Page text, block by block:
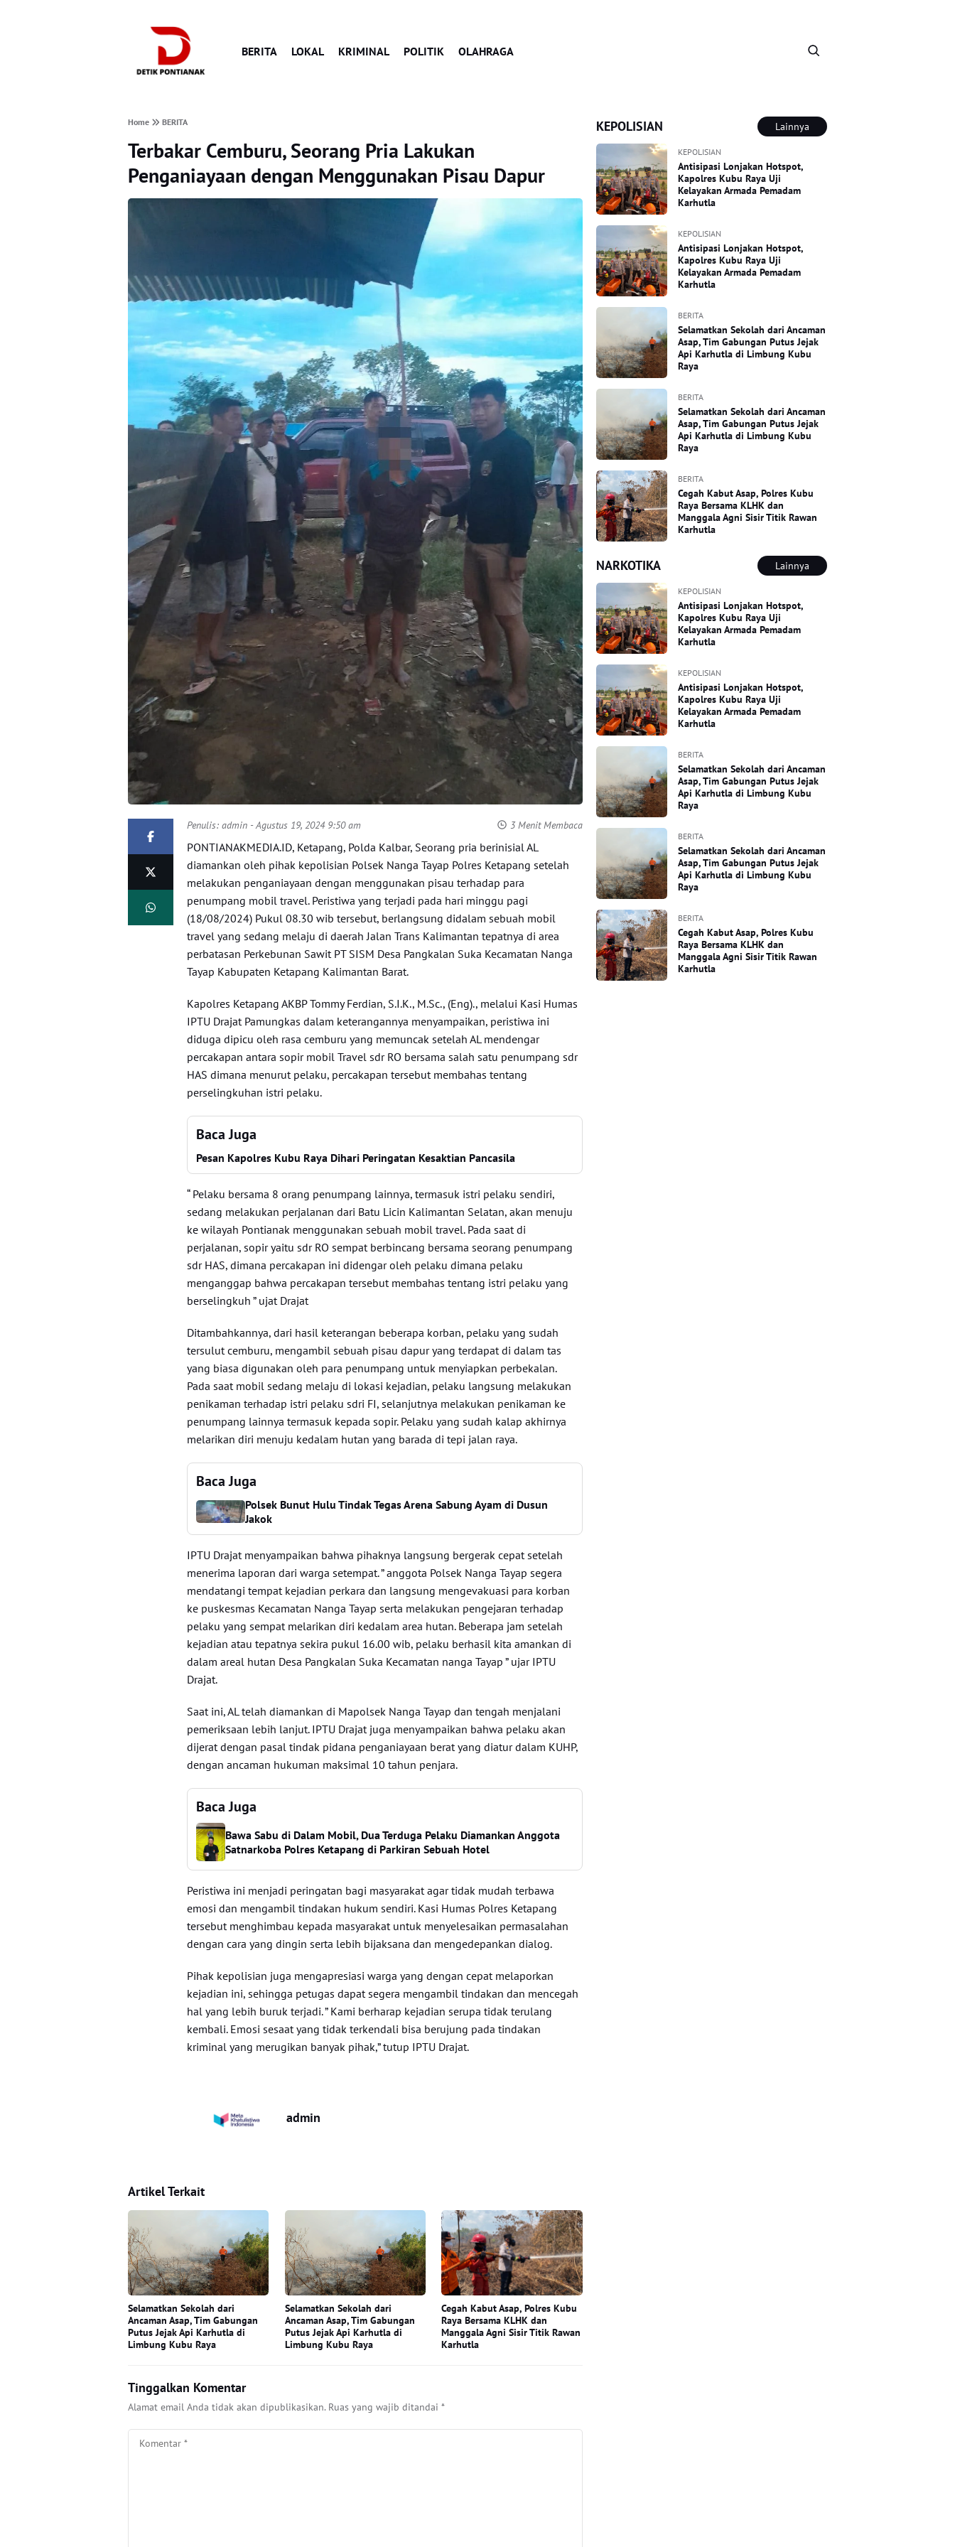
BERITA LOKAL KRIMINAL POLITIK OLAHRAGA
Home BERITA
Terbakar Cemburu, Seorang Pria Lakukan
Penganiayaan dengan Menggunakan Pisau Dapur
Penulis:admin - Agustus 19, 2024 9:50 am 3 Menit Membaca
PONTIANAKMEDIA.ID, Ketapang, Polda Kalbar, Seorang pria berinisial AL
diamankan oleh pihak kepolisian Polsek Nanga Tayap Polres Ketapang setelah
melakukan penganiayaan dengan menggunakan pisau terhadap para
penumpang mobil travel. Peristiwa yang terjadi pada hari minggu pagi
(18/08/2024) Pukul 08.30 wib tersebut, berlangsung didalam sebuah mobil
travel yang sedang melaju di daerah Jalan Trans Kalimantan tepatnya di area
perbatasan Perkebunan Sawit PT SISM Desa Pangkalan Suka Kecamatan Nanga
Tayap Kabupaten Ketapang Kalimantan Barat.
Kapolres Ketapang AKBP Tommy Ferdian, S.I.K., M.Sc., (Eng)., melalui Kasi Humas
IPTU Drajat Pamungkas dalam keterangannya menyampaikan, peristiwa ini
diduga dipicu oleh rasa cemburu yang memuncak setelah AL mendengar
percakapan antara sopir mobil Travel sdr RO bersama salah satu penumpang sdr
HAS dimana menurut pelaku, percakapan tersebut membahas tentang
perselingkuhan istri pelaku.
Baca Juga
Pesan Kapolres Kubu Raya Dihari Peringatan Kesaktian Pancasila
“ Pelaku bersama 8 orang penumpang lainnya, termasuk istri pelaku sendiri,
sedang melakukan perjalanan dari Batu Licin Kalimantan Selatan, akan menuju
ke wilayah Pontianak menggunakan sebuah mobil travel. Pada saat di
perjalanan, sopir yaitu sdr RO sempat berbincang bersama seorang penumpang
sdr HAS, dimana percakapan ini didengar oleh pelaku dimana pelaku
menganggap bahwa percakapan tersebut membahas tentang istri pelaku yang
berselingkuh ” ujat Drajat
Ditambahkannya, dari hasil keterangan beberapa korban, pelaku yang sudah
tersulut cemburu, mengambil sebuah pisau dapur yang terdapat di dalam tas
yang biasa digunakan oleh para penumpang untuk menyiapkan perbekalan.
Pada saat mobil sedang melaju di lokasi kejadian, pelaku langsung melakukan
penikaman terhadap istri pelaku sdri FI, selanjutnya melakukan penikaman ke
penumpang lainnya termasuk kepada sopir. Pelaku yang sudah kalap akhirnya
melarikan diri menuju kedalam hutan yang barada di tepi jalan raya.
Baca Juga
Polsek Bunut Hulu Tindak Tegas Arena Sabung Ayam di Dusun
Jakok
IPTU Drajat menyampaikan bahwa pihaknya langsung bergerak cepat setelah
menerima laporan dari warga setempat. ” anggota Polsek Nanga Tayap segera
mendatangi tempat kejadian perkara dan langsung mengevakuasi para korban
ke puskesmas Kecamatan Nanga Tayap serta melakukan pengejaran terhadap
pelaku yang sempat melarikan diri kedalam area hutan. Beberapa jam setelah
kejadian atau tepatnya sekira pukul 16.00 wib, pelaku berhasil kita amankan di
dalam areal hutan Desa Pangkalan Suka Kecamatan nanga Tayap ” ujar IPTU
Drajat.
Saat ini, AL telah diamankan di Mapolsek Nanga Tayap dan tengah menjalani
pemeriksaan lebih lanjut. IPTU Drajat juga menyampaikan bahwa pelaku akan
dijerat dengan pasal tindak pidana penganiayaan berat yang diatur dalam KUHP,
dengan ancaman hukuman maksimal 10 tahun penjara.
Baca Juga
Bawa Sabu di Dalam Mobil, Dua Terduga Pelaku Diamankan Anggota
Satnarkoba Polres Ketapang di Parkiran Sebuah Hotel
Peristiwa ini menjadi peringatan bagi masyarakat agar tidak mudah terbawa
emosi dan mengambil tindakan hukum sendiri. Kasi Humas Polres Ketapang
tersebut menghimbau kepada masyarakat untuk menyelesaikan permasalahan
dengan cara yang dingin serta lebih bijaksana dan mengedepankan dialog.
Pihak kepolisian juga mengapresiasi warga yang dengan cepat melaporkan
kejadian ini, sehingga petugas dapat segera mengambil tindakan dan mencegah
hal yang lebih buruk terjadi. ” Kami berharap kejadian serupa tidak terulang
kembali. Emosi sesaat yang tidak terkendali bisa berujung pada tindakan
kriminal yang merugikan banyak pihak,” tutup IPTU Drajat.
admin
Artikel Terkait
Selamatkan Sekolah dari
Ancaman Asap, Tim Gabungan
Putus Jejak Api Karhutla di
Limbung Kubu Raya
Selamatkan Sekolah dari
Ancaman Asap, Tim Gabungan
Putus Jejak Api Karhutla di
Limbung Kubu Raya
Cegah Kabut Asap, Polres Kubu
Raya Bersama KLHK dan
Manggala Agni Sisir Titik Rawan
Karhutla
Tinggalkan Komentar
Alamat email Anda tidak akan dipublikasikan. Ruas yang wajib ditandai *
KEPOLISIAN Lainnya
KEPOLISIAN
Antisipasi Lonjakan Hotspot,
Kapolres Kubu Raya Uji
Kelayakan Armada Pemadam
Karhutla
KEPOLISIAN
Antisipasi Lonjakan Hotspot,
Kapolres Kubu Raya Uji
Kelayakan Armada Pemadam
Karhutla
BERITA
Selamatkan Sekolah dari Ancaman
Asap, Tim Gabungan Putus Jejak
Api Karhutla di Limbung Kubu
Raya
BERITA
Selamatkan Sekolah dari Ancaman
Asap, Tim Gabungan Putus Jejak
Api Karhutla di Limbung Kubu
Raya
BERITA
Cegah Kabut Asap, Polres Kubu
Raya Bersama KLHK dan
Manggala Agni Sisir Titik Rawan
Karhutla
NARKOTIKA Lainnya
KEPOLISIAN
Antisipasi Lonjakan Hotspot,
Kapolres Kubu Raya Uji
Kelayakan Armada Pemadam
Karhutla
KEPOLISIAN
Antisipasi Lonjakan Hotspot,
Kapolres Kubu Raya Uji
Kelayakan Armada Pemadam
Karhutla
BERITA
Selamatkan Sekolah dari Ancaman
Asap, Tim Gabungan Putus Jejak
Api Karhutla di Limbung Kubu
Raya
BERITA
Selamatkan Sekolah dari Ancaman
Asap, Tim Gabungan Putus Jejak
Api Karhutla di Limbung Kubu
Raya
BERITA
Cegah Kabut Asap, Polres Kubu
Raya Bersama KLHK dan
Manggala Agni Sisir Titik Rawan
Karhutla